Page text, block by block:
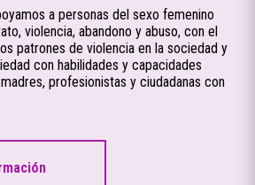
a personas del sexo femenino
violencia, abandono y abuso, con el
patrones de violencia en la sociedad y
con habilidades y capacidades
profesionistas y ciudadanas con